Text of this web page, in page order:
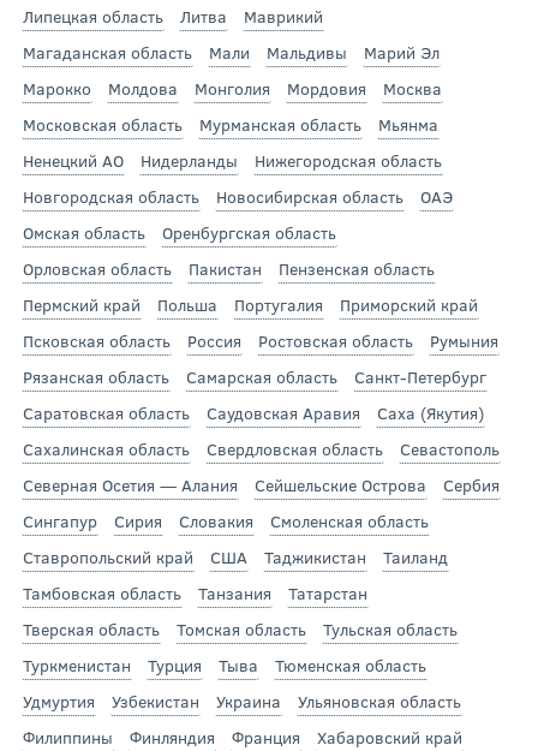
Липецкая область
Литва
Маврикий
Магаданская область
Мали Мальдивы
Марий Эл
Марокко
Молдова Монголия Мордовия
Москва
Московская область
Мурманская область
Мьянма
Ненецкий АО
Нидерланды
Нижегородская область
Новгородская область
Новосибирская область
ОАЭ
Омская область
Оренбургская область
Орловская область
Пакистан
Пензенская область
Пермский край
Польша Португалия
Приморский край
Псковская область
Россия Ростовская область
Румыния
Рязанская область
Самарская область
Санкт-Петербург
Саратовская область
Саудовская Аравия
Саха (Якутия)
Сахалинская область
Свердловская область
Севастополь
Северная Осетия — Алания
Сейшельские Острова
Сербия
Сингапур
Сирия Словакия
Смоленская область
Ставропольский край
США Таджикистан
Таиланд
Тамбовская область
Танзания
Татарстан
Тверская область
Томская область
Тульская область
Туркменистан
Турция Тыва
Тюменская область
Удмуртия
Узбекистан Украина
Ульяновская область
Филиппины
Финляндия Франция
Хабаровский край